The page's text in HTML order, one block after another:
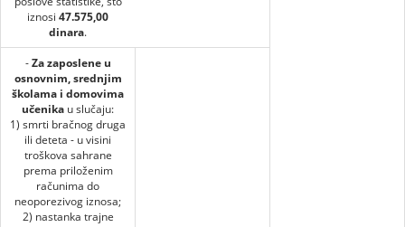
iznosi 47.575,00
dinara.
-Za zaposlene u
osnovnim, srednjim
školama i domovima
učenika u slučaju:
1) smrti bračnog druga
ili deteta - u visini
troškova sahrane
prema priloženim
računima do
neoporezivog iznosa;
2) nastanka trajne